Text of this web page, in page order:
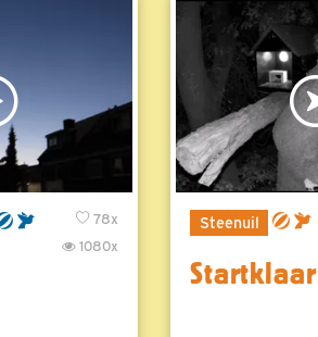
78x
1080x
Steenuil
Startklaar